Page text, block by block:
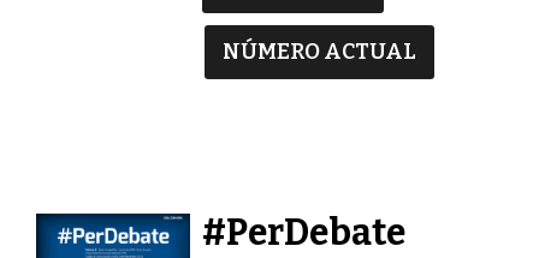
NÚMERO ACTUAL
#PerDebate